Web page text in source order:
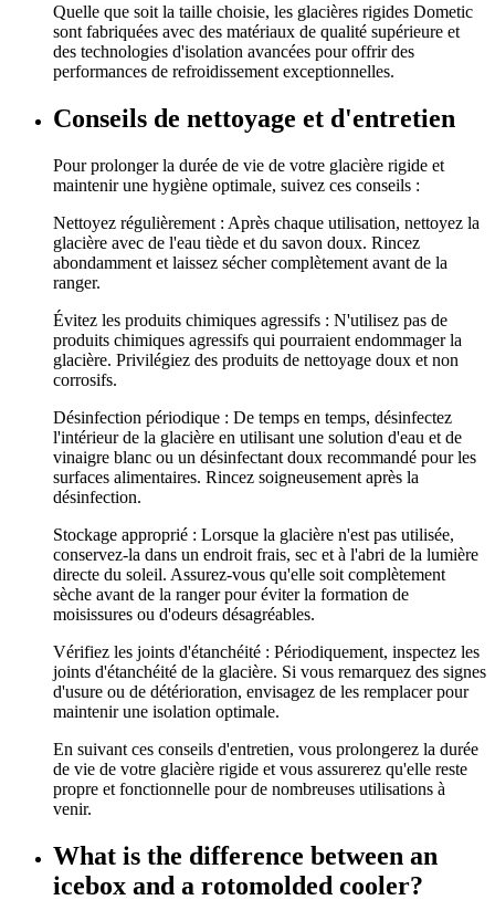
Quelle que soit la taille choisie, les glacières rigides Dometic
sont fabriquées avec des matériaux de qualité supérieure et
des technologies d'isolation avancées pour offrir des
performances de refroidissement exceptionnelles.
Conseils de nettoyage et d'entretien
Pour prolonger la durée de vie de votre glacière rigide et
maintenir une hygiène optimale, suivez ces conseils :
Nettoyez régulièrement : Après chaque utilisation, nettoyez la
glacière avec de l'eau tiède et du savon doux. Rincez
abondamment et laissez sécher complètement avant de la
ranger.
Évitez les produits chimiques agressifs : N'utilisez pas de
produits chimiques agressifs qui pourraient endommager la
glacière. Privilégiez des produits de nettoyage doux et non
corrosifs.
Désinfection périodique : De temps en temps, désinfectez
l'intérieur de la glacière en utilisant une solution d'eau et de
vinaigre blanc ou un désinfectant doux recommandé pour les
surfaces alimentaires. Rincez soigneusement après la
désinfection.
Stockage approprié : Lorsque la glacière n'est pas utilisée,
conservez-la dans un endroit frais, sec et à l'abri de la lumière
directe du soleil. Assurez-vous qu'elle soit complètement
sèche avant de la ranger pour éviter la formation de
moisissures ou d'odeurs désagréables.
Vérifiez les joints d'étanchéité : Périodiquement, inspectez les
joints d'étanchéité de la glacière. Si vous remarquez des signes
d'usure ou de détérioration, envisagez de les remplacer pour
maintenir une isolation optimale.
En suivant ces conseils d'entretien, vous prolongerez la durée
de vie de votre glacière rigide et vous assurerez qu'elle reste
propre et fonctionnelle pour de nombreuses utilisations à
venir.
What is the difference between an
icebox and a rotomolded cooler?